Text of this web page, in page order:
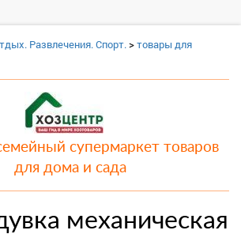
Развлечения. Спорт.>товары для
супермаркет товаров
для дома и сада
механическая